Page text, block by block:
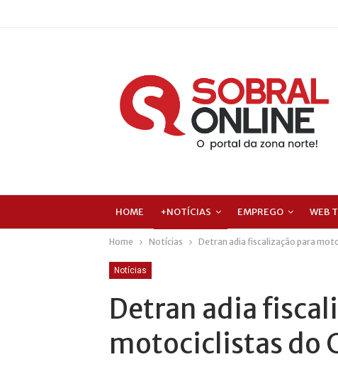
HOME +NOTÍCIAS EMPREGO WEB
Home Notícias Detran adia fiscalização para
Notícias
Detran adia
motociclistas do